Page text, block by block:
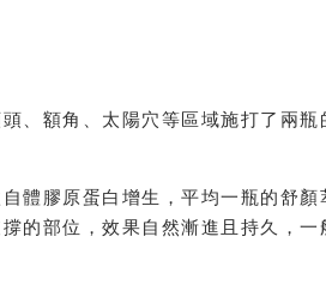
、額角、太陽穴等區域施打了兩
體膠原蛋白增生，平均一瓶的舒
的部位，效果自然漸進且持久，